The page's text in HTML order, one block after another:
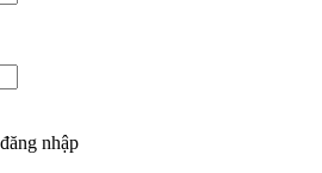
nhập